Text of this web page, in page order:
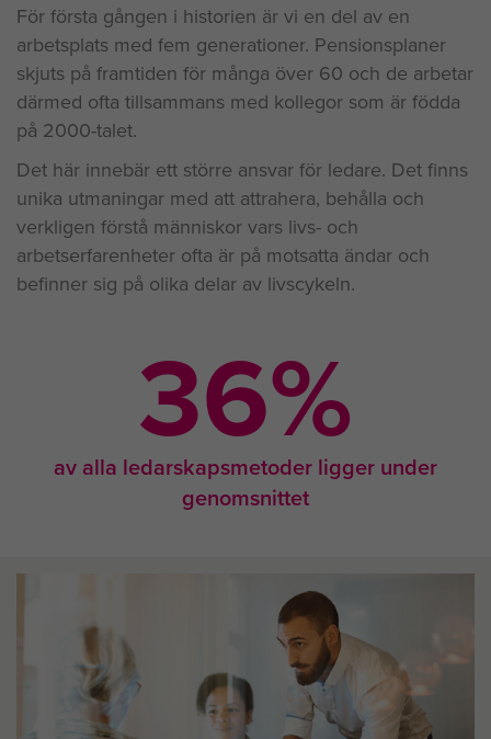
För första gången i historien är vi en del av en
arbetsplats med fem generationer. Pensionsplaner
skjuts på framtiden för många över 60 och de arbetar
därmed ofta tillsammans med kollegor som är födda
på 2000-talet.
Det här innebär ett större ansvar för ledare. Det finns
unika utmaningar med att attrahera, behålla och
verkligen förstå människor vars livs- och
arbetserfarenheter ofta är på motsatta ändar och
befinner sig på olika delar av livscykeln.
36%
av alla ledarskapsmetoder ligger under
genomsnittet